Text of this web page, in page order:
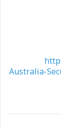
Australia-